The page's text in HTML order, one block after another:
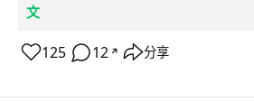
文
125 12 ↗ 分享